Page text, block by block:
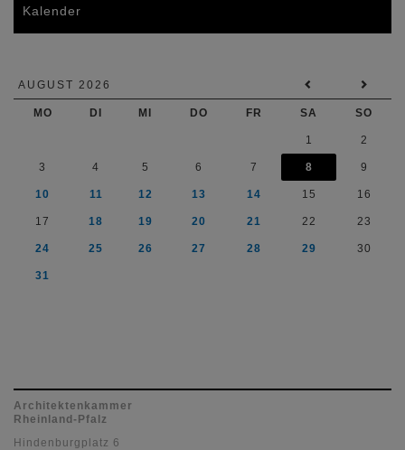
Kalender
AUGUST 2026
MO DI MI DO FR SA SO
1 2
3 4 5 6 7 8 9
10 11 12 13 14 15 16
17 18 19 20 21 22 23
24 25 26 27 28 29 30
31
Architektenkammer
Rheinland-Pfalz
Hindenburgplatz 6